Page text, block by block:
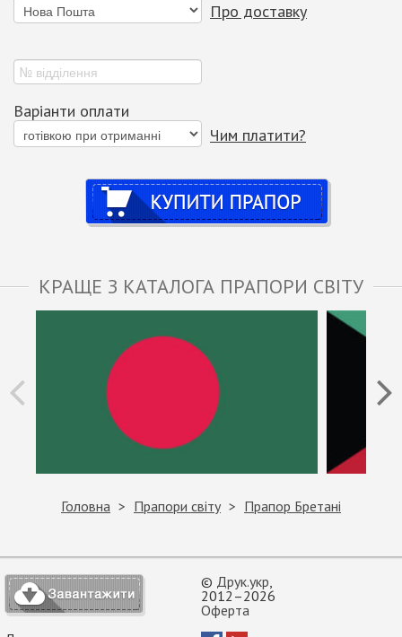
Про доставку
Варіанти оплати
Чим платити?
Купити
КРАЩЕ З КАТАЛОГА ПРАПОРИ СВІТУ
Головна Прапори світу Прапор Бретані
© Друк.укр,
2012–2026
Оферта